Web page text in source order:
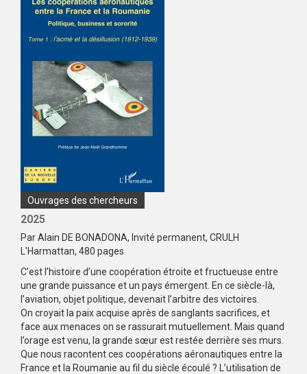
Type
de
Ouvrages des chercheurs
Année
de
publication
2025
Résumé
Par Alain DE BONADONA, Invité permanent, CRULH
L'Harmattan, 480 pages
C’est l’histoire d’une coopération étroite et fructueuse entre
une grande puissance et un pays émergent. En ce siècle-là,
l’aviation, objet politique, devenait l’arbitre des victoires.
On croyait la paix acquise après de sanglants sacrifices, et
face aux menaces on se rassurait mutuellement. Mais quand
l’orage est venu, la grande sœur est restée derrière ses murs.
Que nous racontent ces coopérations aéronautiques entre la
France et la Roumanie au fil du siècle écoulé ? L’utilisation de